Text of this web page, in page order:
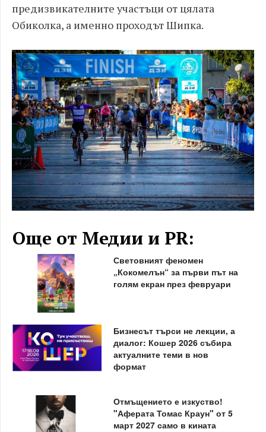
предизвикателните участъци от цялата
Обиколка, а именно проходът Шипка.
Още от Медии и PR:
Световният феномен
„Кокомелън“ за първи път на
голям екран през февруари
Бизнесът търси не лекции, а
диалог: Кошер 2026 събира
актуалните теми в нов
формат
Отмъщението е изкуство!
"Аферата Томас Краун" от 5
март 2027 само в кината